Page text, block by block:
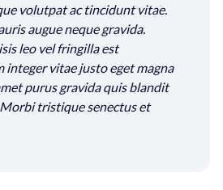
volutpat ac tincidunt vitae.
augue neque gravida.
leo vel fringilla est
integer vitae justo eget magna
purus gravida quis blandit
tristique senectus et